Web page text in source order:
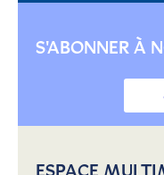
S'ABONNER À
ESPACE